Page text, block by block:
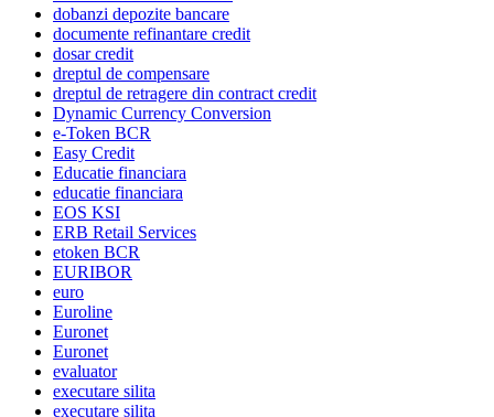
dobanzi depozite bancare
documente refinantare credit
dosar credit
dreptul de compensare
dreptul de retragere din contract credit
Dynamic Currency Conversion
e-Token BCR
Easy Credit
Educatie financiara
educatie financiara
EOS KSI
ERB Retail Services
etoken BCR
EURIBOR
euro
Euroline
Euronet
Euronet
evaluator
executare silita
executare silita